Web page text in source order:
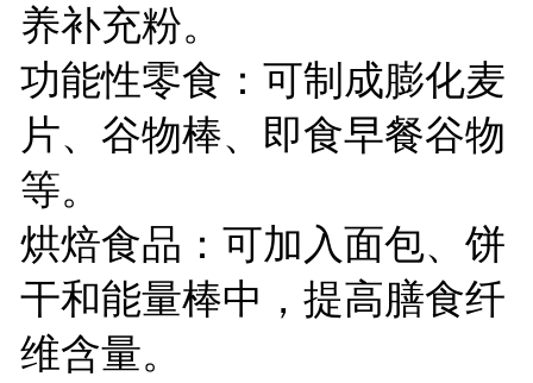
养补充粉。
功能性零食：可制成膨化麦
片、谷物棒、即食早餐谷物
等。
烘焙食品：可加入面包、饼
干和能量棒中，提高膳食纤
维含量。